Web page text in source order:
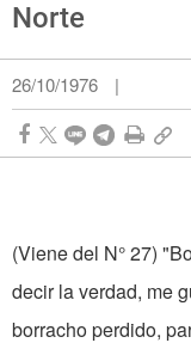
Norte
26/10/1976 |
(Viene del N° 27)
decir la verdad, me
borracho perdido,